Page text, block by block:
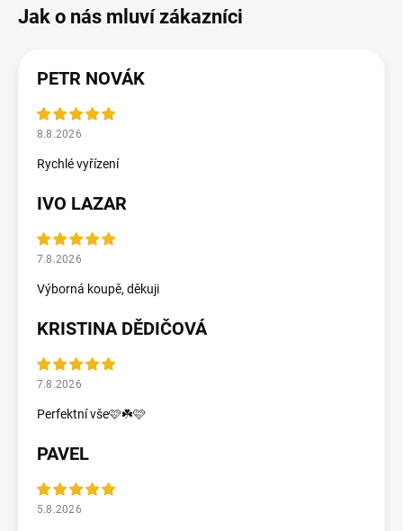
PETR NOVÁK
8.8.2026
Rychlé vyřízení
IVO LAZAR
7.8.2026
Výborná koupě, děkuji
KRISTINA DĚDIČOVÁ
7.8.2026
Perfektní vše🩷☘️🩷
PAVEL
5.8.2026